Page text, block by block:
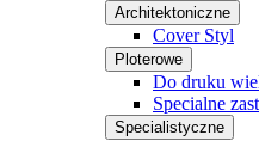
Architektoniczne
Cover Styl
Ploterowe
Do druku
Specialne
Specialistyczne